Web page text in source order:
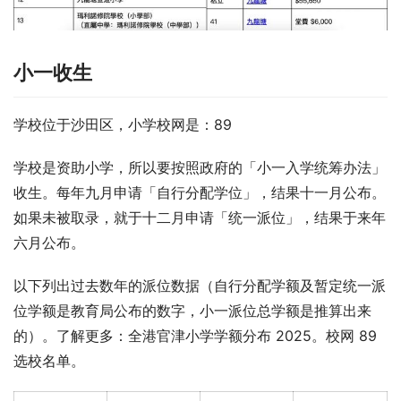
小一收生
学校位于沙田区，小学校网是：89
学校是资助小学，所以要按照政府的「小一入学统筹办法」
收生。每年九月申请「自行分配学位」，结果十一月公布。
如果未被取录，就于十二月申请「统一派位」，结果于来年
六月公布。
以下列出过去数年的派位数据（自行分配学额及暂定统一派
位学额是教育局公布的数字，小一派位总学额是推算出来
的）。了解更多：全港官津小学学额分布 2025。校网 89
选校名单。